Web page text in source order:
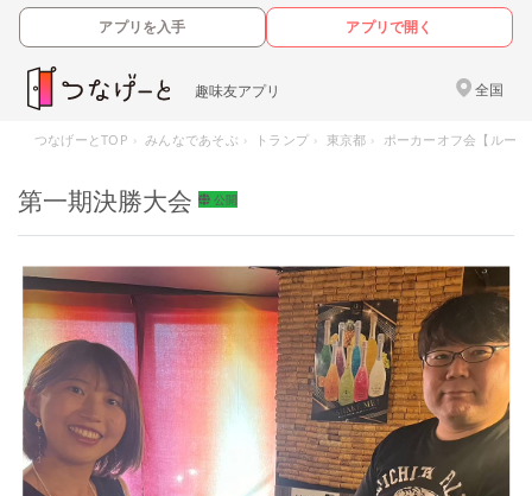
アプリを入手 アプリで開く
趣味友アプリ 全国
つなげーとTOP みんなであそぶ トランプ 東京都 ポーカーオフ会【ルー
第一期決勝大会 公開